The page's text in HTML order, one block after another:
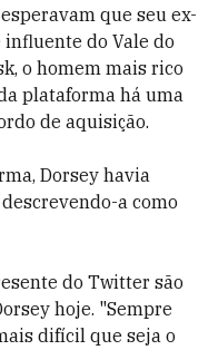
que seu ex-
do Vale do
o homem mais rico
plataforma há uma
de aquisição.
Dorsey havia
a como
do Twitter são
hoje. "Sempre
difícil que seja o